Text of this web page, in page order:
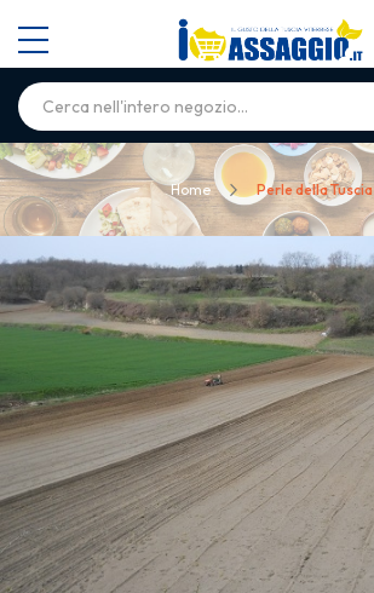
Home Perle della Tuscia